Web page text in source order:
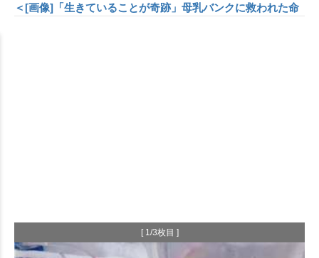
＜[画像]「生きていることが奇跡」母乳バンクに救われた命
[ 1/3枚目 ]